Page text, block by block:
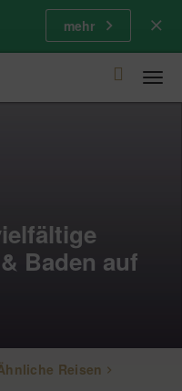
mehr
Baden auf
Reisen